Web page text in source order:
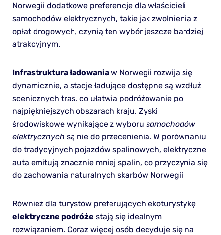
Norwegii dodatkowe preferencje dla właścicieli
samochodów elektrycznych, takie jak zwolnienia z
opłat drogowych, czynią ten wybór jeszcze bardziej
atrakcyjnym.
Infrastruktura ładowaniaw Norwegii rozwija się
dynamicznie, a stacje ładujące dostępne są wzdłuż
scenicznych tras, co ułatwia podróżowanie po
najpiękniejszych obszarach kraju. Zyski
środowiskowe wynikające z wyboru samochodów
elektrycznych są nie do przecenienia. W porównaniu
do tradycyjnych pojazdów spalinowych, elektryczne
auta emitują znacznie mniej spalin, co przyczynia się
do zachowania naturalnych skarbów Norwegii.
Również dla turystów preferujących ekoturystykę
elektryczne podróże stają się idealnym
rozwiązaniem. Coraz więcej osób decyduje się na